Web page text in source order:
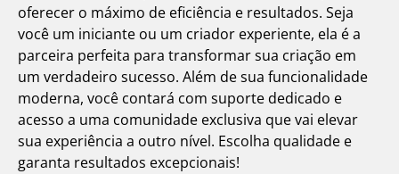
oferecer o máximo de eficiência e resultados. Seja
você um iniciante ou um criador experiente, ela é a
parceira perfeita para transformar sua criação em
um verdadeiro sucesso. Além de sua funcionalidade
moderna, você contará com suporte dedicado e
acesso a uma comunidade exclusiva que vai elevar
sua experiência a outro nível. Escolha qualidade e
garanta resultados excepcionais!